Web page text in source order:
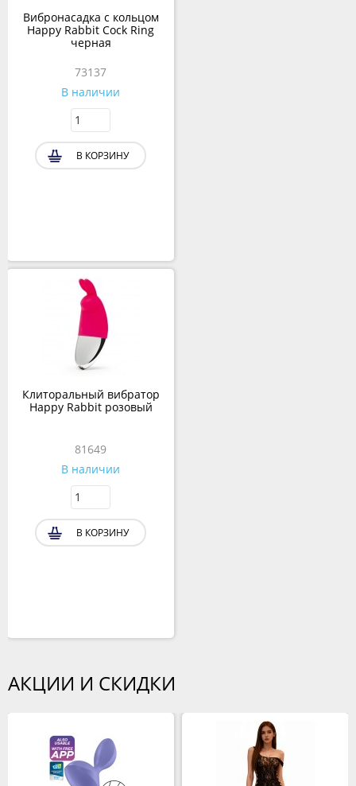
Вибронасадка с кольцом
Happy Rabbit Cock Ring
черная
73137
В наличии
В КОРЗИНУ
Клиторальный вибратор
Happy Rabbit розовый
81649
В наличии
В КОРЗИНУ
АКЦИИ И СКИДКИ